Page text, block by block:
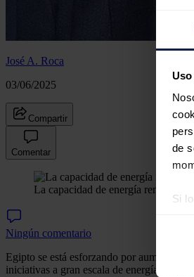
de
Si
José A. Roca
03/06/2025
Compartir
Comentar
La capacidad de energía renovable
Ningún comentario
Egipto se está esforzando por aumentar
iniciativas a gran escala de energía solar